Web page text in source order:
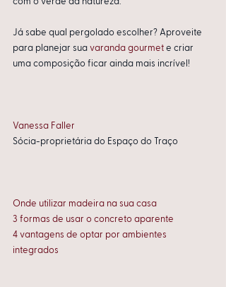
Já sabe qual pergolado escolher? Aproveite
para planejar sua varanda gourmet e criar
uma composição ficar ainda mais incrível!
Vanessa Faller
Sócia-proprietária do Espaço do Traço
Onde utilizar madeira na sua casa
3 formas de usar o concreto aparente
4 vantagens de optar por ambientes
integrados